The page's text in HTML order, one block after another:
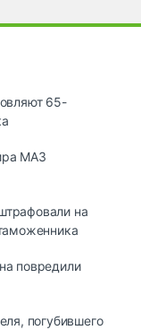
65-
МАЗ
на
повредили
погубившего